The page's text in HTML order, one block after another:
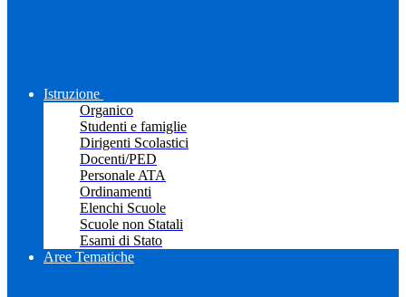
Istruzione
Organico
Studenti e famiglie
Dirigenti Scolastici
Docenti/PED
Personale ATA
Ordinamenti
Elenchi Scuole
Scuole non Statali
Esami di Stato
Aree Tematiche